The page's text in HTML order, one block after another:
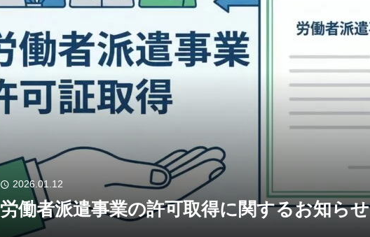
2026.01.12
労働者派遣事業の許可取得に関するお知らせ